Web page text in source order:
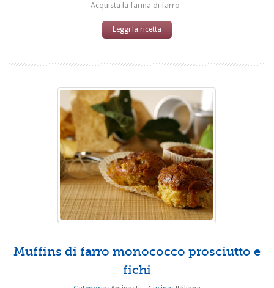
Acquista la farina di farro
Leggi la ricetta
Muffins di farro monococco prosciutto e
fichi